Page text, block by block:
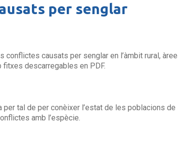
per senglar
causats per senglar en l’àmbit rural,
descarregables en PDF.
tal de per conèixer l’estat de les poblacions de
amb l’espècie.